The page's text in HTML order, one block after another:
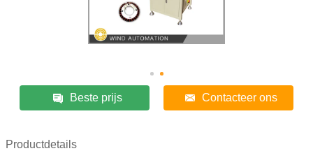
Beste prijs Contacteer ons
Productdetails